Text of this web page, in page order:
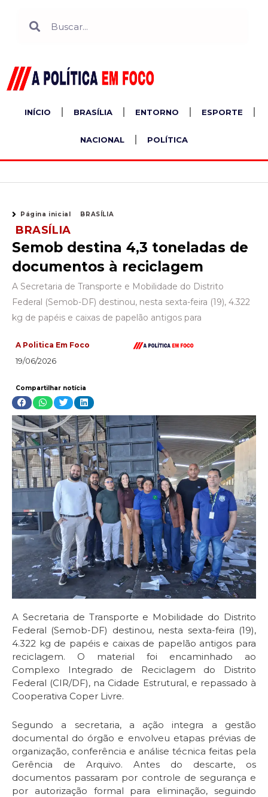
INÍCIO BRASÍLIA ENTORNO ESPORTE
NACIONAL POLÍTICA
Página inicial BRASÍLIA
BRASÍLIA
Semob destina 4,3 toneladas de
documentos à reciclagem
A Secretaria de Transporte e Mobilidade do Distrito
Federal (Semob-DF) destinou, nesta sexta-feira (19), 4.322
kg de papéis e caixas de papelão antigos para
A Politica Em Foco
19/06/2026
Compartilhar notícia
A Secretaria de Transporte e Mobilidade do Distrito
Federal (Semob-DF) destinou, nesta sexta-feira (19),
4.322 kg de papéis e caixas de papelão antigos para
reciclagem. O material foi encaminhado ao
Complexo Integrado de Reciclagem do Distrito
Federal (CIR/DF), na Cidade Estrutural, e repassado à
Cooperativa Coper Livre.
Segundo a secretaria, a ação integra a gestão
documental do órgão e envolveu etapas prévias de
organização, conferência e análise técnica feitas pela
Gerência de Arquivo. Antes do descarte, os
documentos passaram por controle de segurança e
por autorização formal para eliminação, seguindo